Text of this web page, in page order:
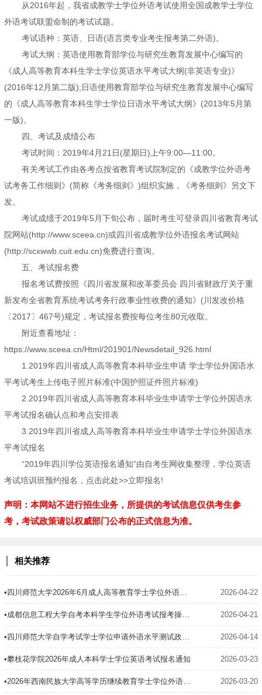
从2016年起，我省成教学士学位外语考试使用全国成教学士学位
外语考试联盟命制的考试试题。
考试语种：英语、日语(语言类专业考生报考第二外语)。
考试大纲：英语使用教育部学位与研究生教育发展中心编写的
《成人高等教育本科生学士学位英语水平考试大纲(非英语专业)》
(2016年12月第二版);日语使用教育部学位与研究生教育发展中心编写
的《成人高等教育本科生学士学位日语水平考试大纲》(2013年5月第
一版)。
四、考试及成绩公布
考试时间：2019年4月21日(星期日)上午9:00—11:00。
有关考试工作由各考点按省教育考试院制定的《成教学位外语考
试考务工作细则》(简称《考务细则》)组织实施，《考务细则》另文下
发。
考试成绩于2019年5月下旬公布，届时考生可登录四川省教育考试
院网站(http://www.sceea.cn)或四川省成教学位外语报名考试网站
(http://scxwwb.cuit.edu.cn)免费进行查询。
五、考试报名费
报名考试费按照《四川省发展和改革委员会 四川省财政厅关于重
新发布全省教育系统考试考务行政事业性收费的通知》(川发改价格
〔2017〕467号)规定，考试报名费按每位考生80元收取。
附近查看地址：
https://www.sceea.cn/Html/201901/Newsdetail_926.html
1.2019年四川省成人高等教育本科毕业生申请 学士学位外国语水
平考试考生上传电子照片标准(中国护照证件照片标准)
2.2019年四川省成人高等教育本科毕业生申请学士学位外国语水
平考试报名确认点和考点安排表
3.2019年四川省成人高等教育本科毕业生申请学士学位外国语水
平考试报名
“2019年四川学位英语报名通知”由自考生网收集整理，学位英语
考试培训班预约报名，点击此处>>立即报名!
声明：本网站不进行招生业务，所提供的考试信息仅供考生参
考，考试政策请以权威部门公布的正式信息为准。
相关推荐
•四川师范大学2026年6月成人高等教育学士学位外语报名考试通知 2026-04-22
•成都信息工程大学自考本科学生学位外语考试报考操作说明 2026-04-21
•四川师范大学自学考试学士学位申请外语水平测试政策调整通知 2026-04-14
•攀枝花学院2026年成人本科学士学位英语考试报名通知 2026-03-23
•2026年西南民族大学高等学历继续教育学士学位外语考试报名通知 2026-03-20